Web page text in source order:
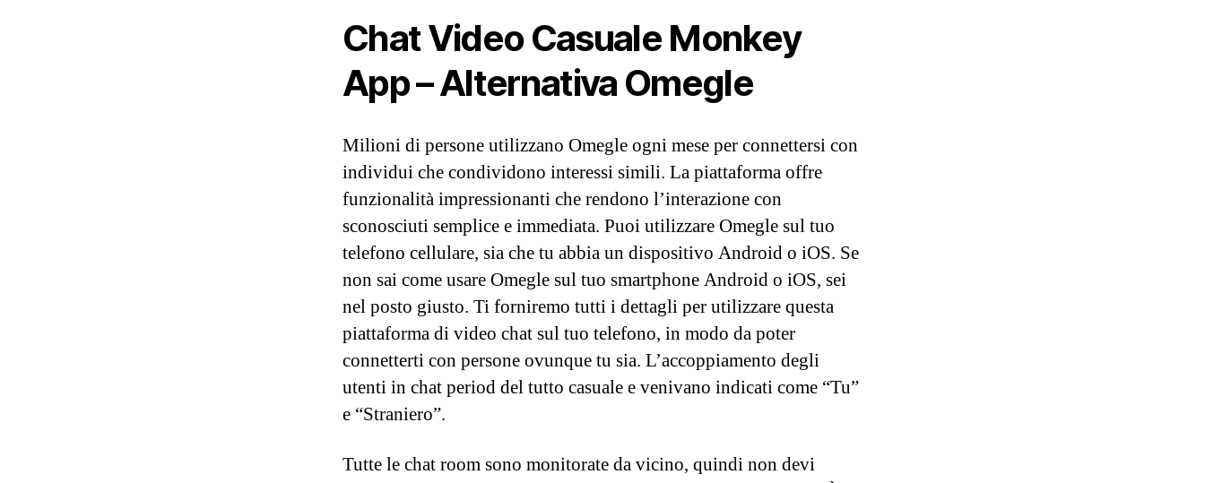
Chat Video Casuale Monkey
App – Alternativa Omegle
Milioni di persone utilizzano Omegle ogni mese per connettersi con
individui che condividono interessi simili. La piattaforma offre
funzionalità impressionanti che rendono l’interazione con
sconosciuti semplice e immediata. Puoi utilizzare Omegle sul tuo
telefono cellulare, sia che tu abbia un dispositivo Android o iOS. Se
non sai come usare Omegle sul tuo smartphone Android o iOS, sei
nel posto giusto. Ti forniremo tutti i dettagli per utilizzare questa
piattaforma di video chat sul tuo telefono, in modo da poter
connetterti con persone ovunque tu sia. L’accoppiamento degli
utenti in chat period del tutto casuale e venivano indicati come “Tu”
e “Straniero”.
Tutte le chat room sono monitorate da vicino, quindi non devi